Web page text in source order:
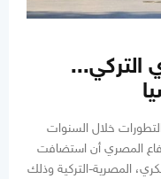
التركي...
خلال السنوات
المصري أن استضافت
المصرية-التركية وذلك